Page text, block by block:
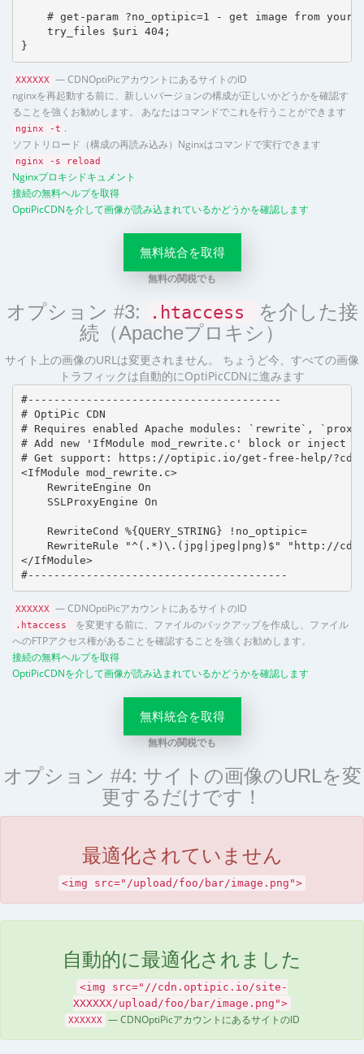
# get-param ?no_optipic=1 - get image from your
    try_files $uri 404;
}
XXXXXX
— CDNOptiPicアカウントにあるサイトのID
nginxを再起動する前に、新しいバージョンの構成が正しいかどうかを確認す
ることを強くお勧めします。 あなたはコマンドでこれを行うことができます
nginx -t .
ソフトリロード（構成の再読み込み）Nginxはコマンドで実行できます
nginx -s reload
Nginxプロキシドキュメント
接続の無料ヘルプを取得
OptiPicCDNを介して画像が読み込まれているかどうかを確認します
無料統合を取得
無料の関税でも
オプション #3: .htaccess
を介した接
続（Apacheプロキシ）
サイト上の画像のURLは変更されません。 ちょうど今、すべての画像
トラフィックは自動的にOptiPicCDNに進みます
#---------------------------------------
# OptiPic CDN
# Requires enabled Apache modules: `rewrite`,
# Add new 'IfModule mod_rewrite.c' block or inject
# Get support: https://optipic.io/get-free-help/
<IfModule mod_rewrite.c>
    RewriteEngine On
    SSLProxyEngine On
    RewriteCond %{QUERY_STRING} !no_optipic=
RewriteRule "^(.*)\.(jpg|jpeg|png)$" "http://
</IfModule>
#----------------------------------------
XXXXXX — CDNOptiPicアカウントにあるサイトのID
.htaccess
を変更する前に、ファイルのバックアップを作成し、ファイル
へのFTPアクセス権があることを確認することを強くお勧めします。
接続の無料ヘルプを取得
OptiPicCDNを介して画像が読み込まれているかどうかを確認します
無料統合を取得
無料の関税でも
オプション #4: サイトの画像のURLを変
更するだけです！
最適化されていません
<img src="/upload/foo/bar/image.png">
自動的に最適化されました
<img src="//cdn.optipic.io/site-
XXXXXX/upload/foo/bar/image.png">
XXXXXX — CDNOptiPicアカウントにあるサイトのID